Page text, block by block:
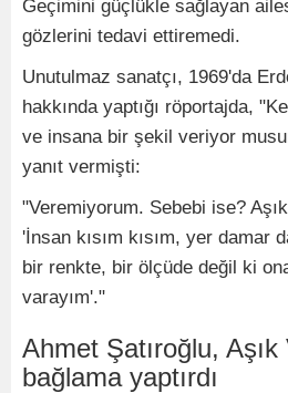
Geçimini güçlükle sağlayan
gözlerini tedavi ettiremedi.
Unutulmaz sanatçı, 1969'da
hakkında yaptığı röportajda,
ve insana bir şekil veriyor
yanıt vermişti:
"Veremiyorum. Sebebi ise?
'İnsan kısım kısım, yer damar
bir renkte, bir ölçüde değil ki
varayım'."
Ahmet Şatıroğlu,
bağlama yaptırdı